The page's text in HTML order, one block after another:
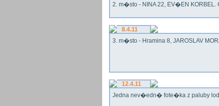
2. m�sto - NINA 22, EV�EN KORBEL.
8.4.11
3. m�sto - Hramina 8, JAROSLAV
12.4.11
Jedna nev�edn� fote�ka z paluby